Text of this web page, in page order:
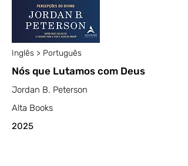
Inglês > Português
Nós que Lutamos com Deus
Jordan B. Peterson
Alta Books
2025